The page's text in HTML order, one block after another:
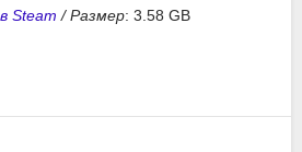
Steam /Размер: 3.58 GB